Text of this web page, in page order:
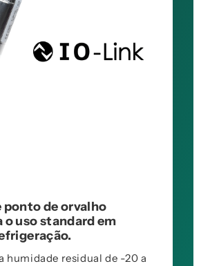
ponto de orvalho
o uso standard em
humidade residual de -20 a